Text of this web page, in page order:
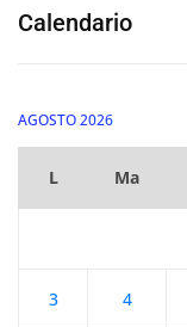
Calendario
AGOSTO 2026
L Ma
3 4